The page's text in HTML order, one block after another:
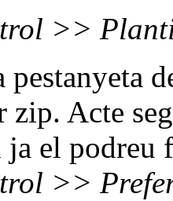
>>
pestanyeta
zip. Acte
el podreu
>>